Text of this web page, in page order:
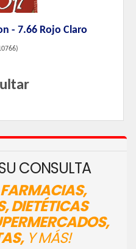
- 7.66 Rojo Claro
)
CONSULTA
FARMACIAS,
DIETÉTICAS
Y MÁS!